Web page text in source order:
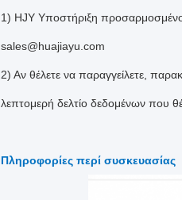
1) HJY Υποστήριξη προσαρμοσμένο
sales@huajiayu.com
2) Αν θέλετε να παραγγείλετε,
λεπτομερή δελτίο δεδομένων που
Πληροφορίες περί συσκευασίας